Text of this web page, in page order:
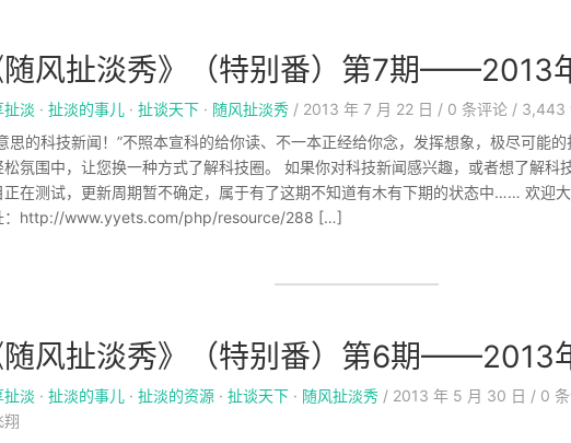
随风扯淡秀》（特别番）第7期——2013
扯淡 · 扯淡的事儿 · 扯谈天下 · 随风扯淡秀 / 2013 年 7 月 22 日 / 0 条评论 / 3,443
思的科技新闻！”不照本宣科的给你读、不一本正经给你念，发挥想象，极尽可能
松氛围中，让您换一种方式了解科技圈。 如果你对科技新闻感兴趣，或者想了解科
正在测试，更新周期暂不确定，属于有了这期不知道有木有下期的状态中…… 欢迎
：http://www.yyets.com/php/resource/288 […]
随风扯淡秀》（特别番）第6期——2013
扯淡 · 扯淡的事儿 · 扯淡的资源 · 扯谈天下 · 随风扯淡秀 / 2013 年 5 月 30 日 / 0
翔